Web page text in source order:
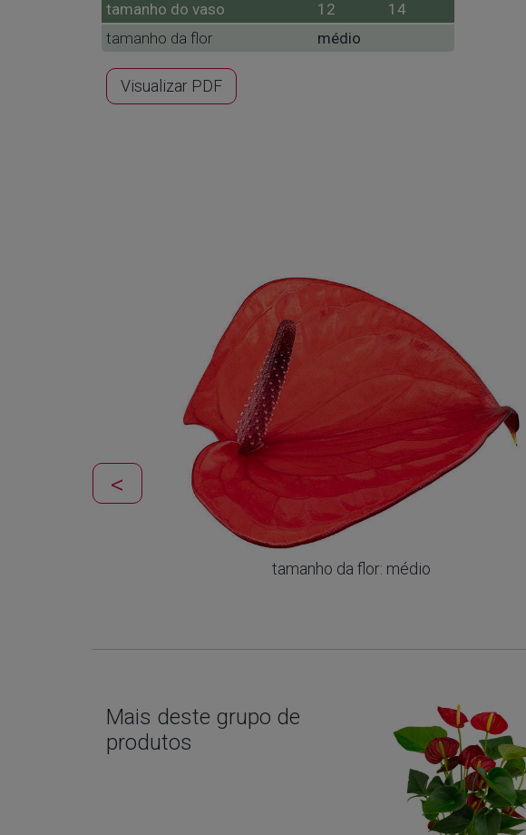
tamanho do vaso
12
14
tamanho da flor
médio
Visualizar PDF
tamanho da flor: médio
Mais deste grupo de
produtos